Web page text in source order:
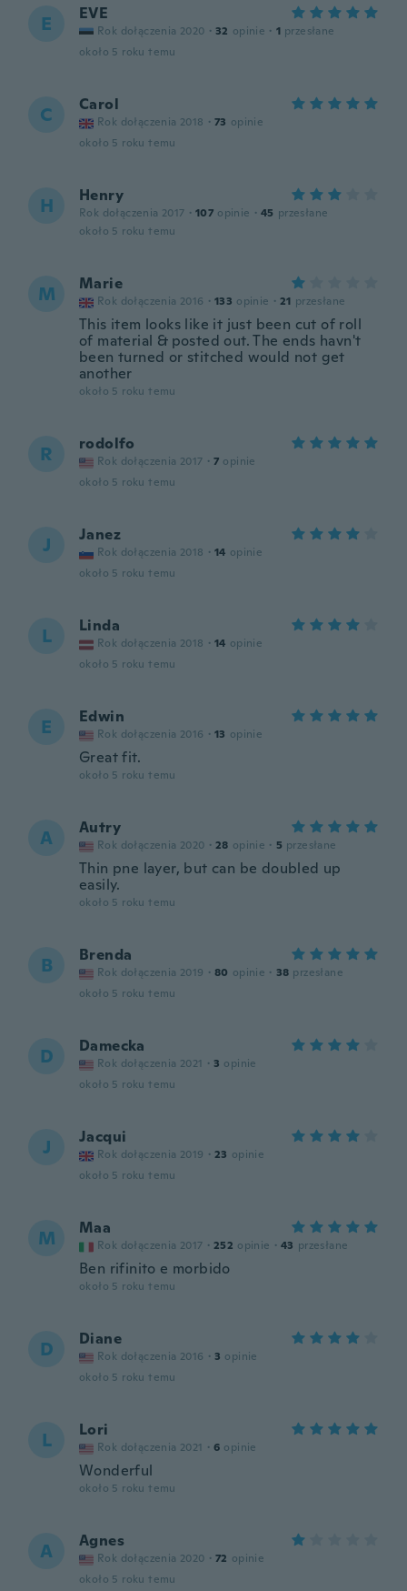
E EVE
Rok dołączenia 2020 · 32 opinie · 1 przesłane
około 5 roku temu
C Carol
Rok dołączenia 2018 · 73 opinie
około 5 roku temu
H Henry
Rok dołączenia 2017 · 107 opinie · 45 przesłane
około 5 roku temu
M Marie
Rok dołączenia 2016 · 133 opinie · 21 przesłane
This item looks like it just been cut of roll
of material & posted out. The ends havn't
been turned or stitched would not get
another
około 5 roku temu
R rodolfo
Rok dołączenia 2017 · 7 opinie
około 5 roku temu
J Janez
Rok dołączenia 2018 · 14 opinie
około 5 roku temu
L Linda
Rok dołączenia 2018 · 14 opinie
około 5 roku temu
E Edwin
Rok dołączenia 2016 · 13 opinie
Great fit.
około 5 roku temu
A Autry
Rok dołączenia 2020 · 28 opinie · 5 przesłane
Thin pne layer, but can be doubled up
easily.
około 5 roku temu
B Brenda
Rok dołączenia 2019 · 80 opinie · 38 przesłane
około 5 roku temu
D Damecka
Rok dołączenia 2021 · 3 opinie
około 5 roku temu
J Jacqui
Rok dołączenia 2019 · 23 opinie
około 5 roku temu
M Maa
Rok dołączenia 2017 · 252 opinie · 43 przesłane
Ben rifinito e morbido
około 5 roku temu
D Diane
Rok dołączenia 2016 · 3 opinie
około 5 roku temu
L Lori
Rok dołączenia 2021 · 6 opinie
Wonderful
około 5 roku temu
A Agnes
Rok dołączenia 2020 · 72 opinie
około 5 roku temu